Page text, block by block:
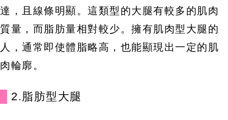
達，且線條明顯。這類型的大腿有較多的肌肉
質量，而脂肪量相對較少。擁有肌肉型大腿的
人，通常即使體脂略高，也能顯現出一定的肌
肉輪廓。
2.脂肪型大腿